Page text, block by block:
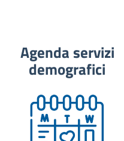
Agenda servizi
demografici